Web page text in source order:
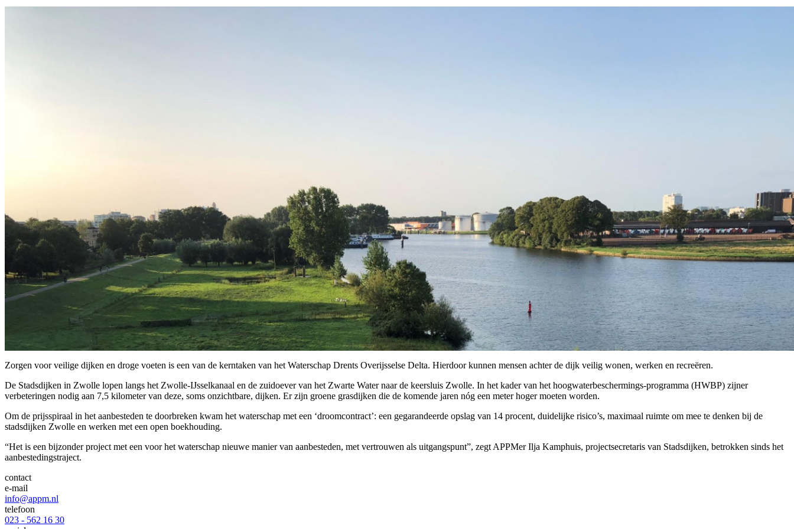
Zorgen voor veilige dijken en droge voeten is een van de kerntaken van het Waterschap Drents Overijsselse Delta. Hierdoor kunnen mensen achter de dijk veilig wonen, werken en recreëren.
De Stadsdijken in Zwolle lopen langs het Zwolle-IJsselkanaal en de zuidoever van het Zwarte Water naar de keersluis Zwolle. In het kader van het hoogwaterbeschermings-programma (HWBP) zijner
verbeteringen nodig aan 7,5 kilometer van deze, soms onzichtbare, dijken. Er zijn groene grasdijken die de komende jaren nóg een meter hoger moeten worden.
Om de prijsspiraal in het aanbesteden te doorbreken kwam het waterschap met een ‘droomcontract’: een gegarandeerde opslag van 14 procent, duidelijke risico’s, maximaal ruimte om mee te denken bij de
stadsdijken Zwolle en werken met een open boekhouding.
“Het is een bijzonder project met een voor het waterschap nieuwe manier van aanbesteden, met vertrouwen als uitgangspunt”, zegt APPMer Ilja Kamphuis, projectsecretaris van Stadsdijken, betrokken sinds het
aanbestedingstraject.
contact
e-mail
info@appm.nl
telefoon
023 - 562 16 30